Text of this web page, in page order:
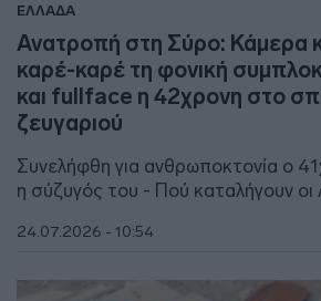
ΕΛΛΑΔΑ
Ανατροπή στη Σύρο: Κάμερα
καρέ-καρέ τη φονική
και fullface η 42χρονη στο
ζευγαριού
Συνελήφθη για ανθρωποκτονία ο
η σύζυγός του - Πού καταλήγουν οι
24.07.2026 - 10:54